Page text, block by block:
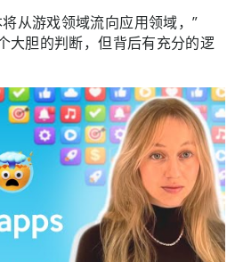
从游戏领域流向应用领域，”
大胆的判断，但背后有充分的逻